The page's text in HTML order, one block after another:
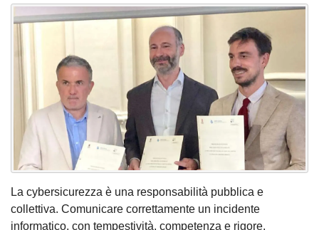
La cybersicurezza è una responsabilità pubblica e
collettiva. Comunicare correttamente un incidente
informatico, con tempestività, competenza e rigore,